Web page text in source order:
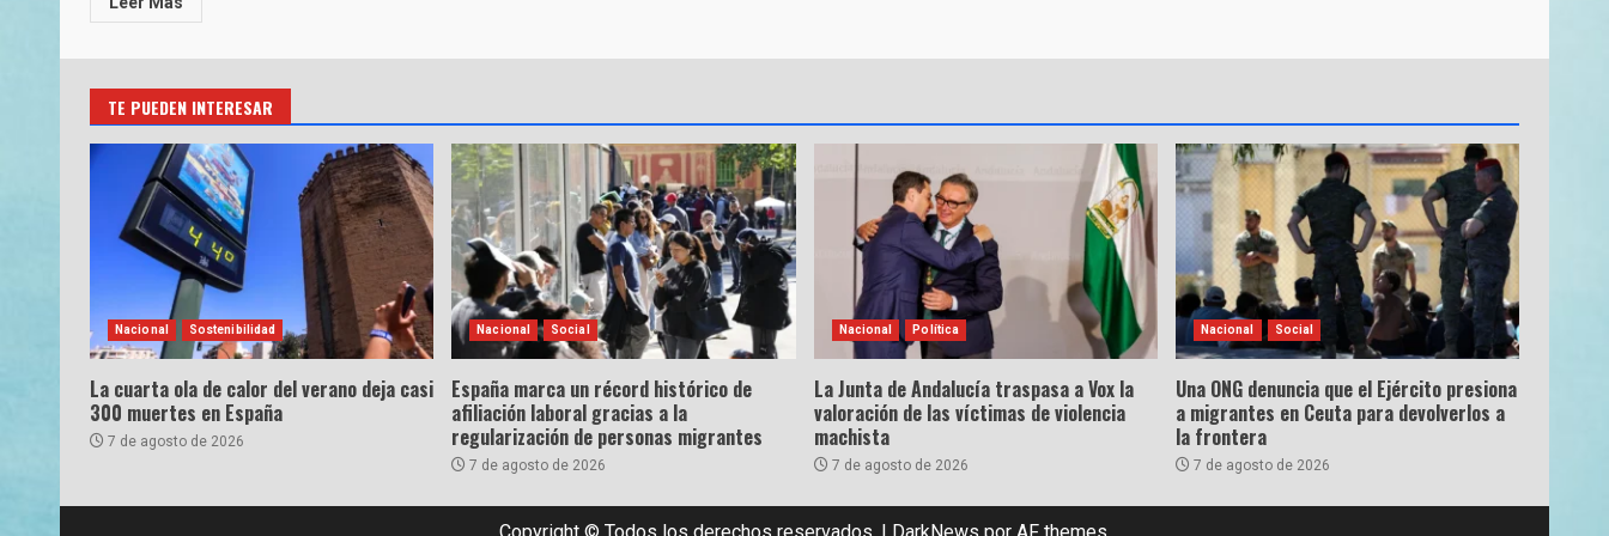
TE PUEDEN INTERESAR
Nacional Sostenibilidad
La cuarta ola de calor del verano deja casi
300 muertes en España
7 de agosto de 2026
Nacional Social
España marca un récord histórico de
afiliación laboral gracias a la
regularización de personas migrantes
7 de agosto de 2026
Nacional Política
La Junta de Andalucía traspasa a Vox la
valoración de las víctimas de violencia
machista
7 de agosto de 2026
Nacional Social
Una ONG denuncia que el Ejército presiona
a migrantes en Ceuta para devolverlos a
la frontera
7 de agosto de 2026